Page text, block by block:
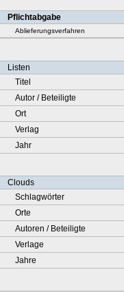
Pflichtabgabe
Ablieferungsverfahren
Listen
Titel
Autor / Beteiligte
Ort
Verlag
Jahr
Clouds
Schlagwörter
Orte
Autoren / Beteiligte
Verlage
Jahre